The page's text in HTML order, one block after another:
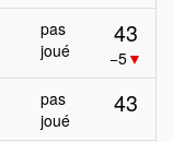
pas
joué
43
−5▼
pas
joué
43